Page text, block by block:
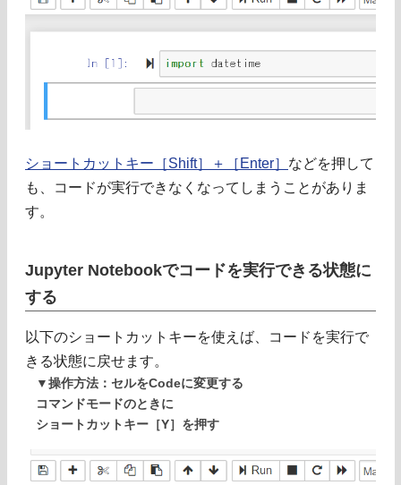
ショートカットキー［Shift］＋［Enter］ などを押して
も、コードが実行できなくなってしまうことがありま
す。
Jupyter Notebookでコードを実行できる状態に
する
以下のショートカットキーを使えば、コードを実行で
きる状態に戻せます。
▼操作方法：セルをCodeに変更する
コマンドモードのときに
ショートカットキー［Y］を押す